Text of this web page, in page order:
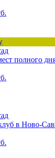
полного
в Ново-